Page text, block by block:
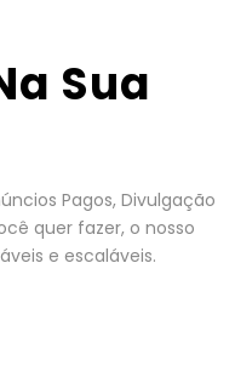
Sua
Pagos, Divulgação
quer fazer, o nosso
e escaláveis.